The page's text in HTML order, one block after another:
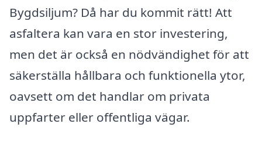
Bygdsiljum? Då har du kommit rätt! Att
asfaltera kan vara en stor investering,
men det är också en nödvändighet för att
säkerställa hållbara och funktionella ytor,
oavsett om det handlar om privata
uppfarter eller offentliga vägar.